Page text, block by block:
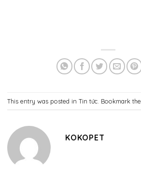
This entry was posted in Tin tức . Bookmark the
KOKOPET